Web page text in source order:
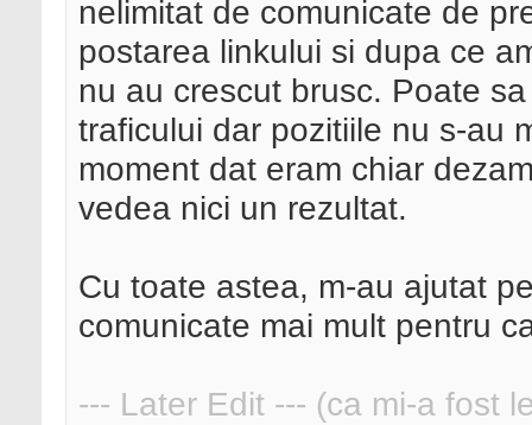
nelimitat de comunicate de
postarea linkului si dupa ce
nu au crescut brusc. Poate
traficului dar pozitiile nu s-au
moment dat eram chiar
vedea nici un rezultat.
Cu toate astea, m-au ajutat
comunicate mai mult pentru
--- Later Edit --- (ca mi-a fost